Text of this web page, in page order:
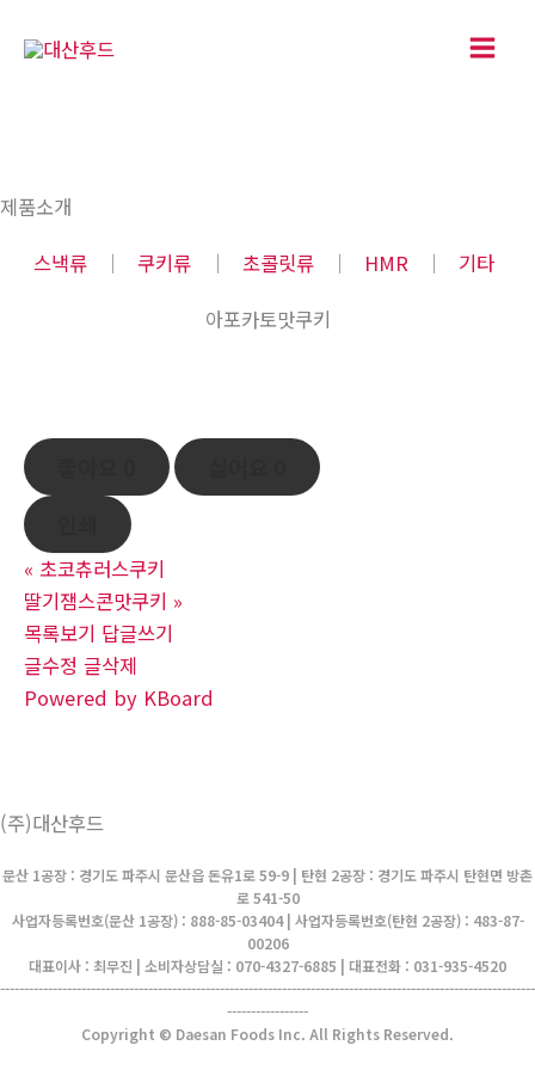
뛰
제품소개
스낵류
│ 쿠키류 │ 초콜릿류 │ HMR │
기타
아포카토맛쿠키
« 초코츄러스쿠키
딸기잼스콘맛쿠키 »
목록보기 답글쓰기
글수정 글삭제
Powered by KBoard
(주)대산후드
문산 1공장 : 경기도 파주시 문산읍 돈유1로 59-9 | 탄현 2공장 : 경기도 파주시 탄현면 방촌
로 541-50
사업자등록번호(문산 1공장) : 888-85-03404 | 사업자등록번호(탄현 2공장) : 483-87-
00206
대표이사 : 최무진 | 소비자상담실 : 070-4327-6885 | 대표전화 : 031-935-4520
----------------------------------------------------------------------------------------------------------------
-----------------
Copyright © Daesan Foods Inc. All Rights Reserved.